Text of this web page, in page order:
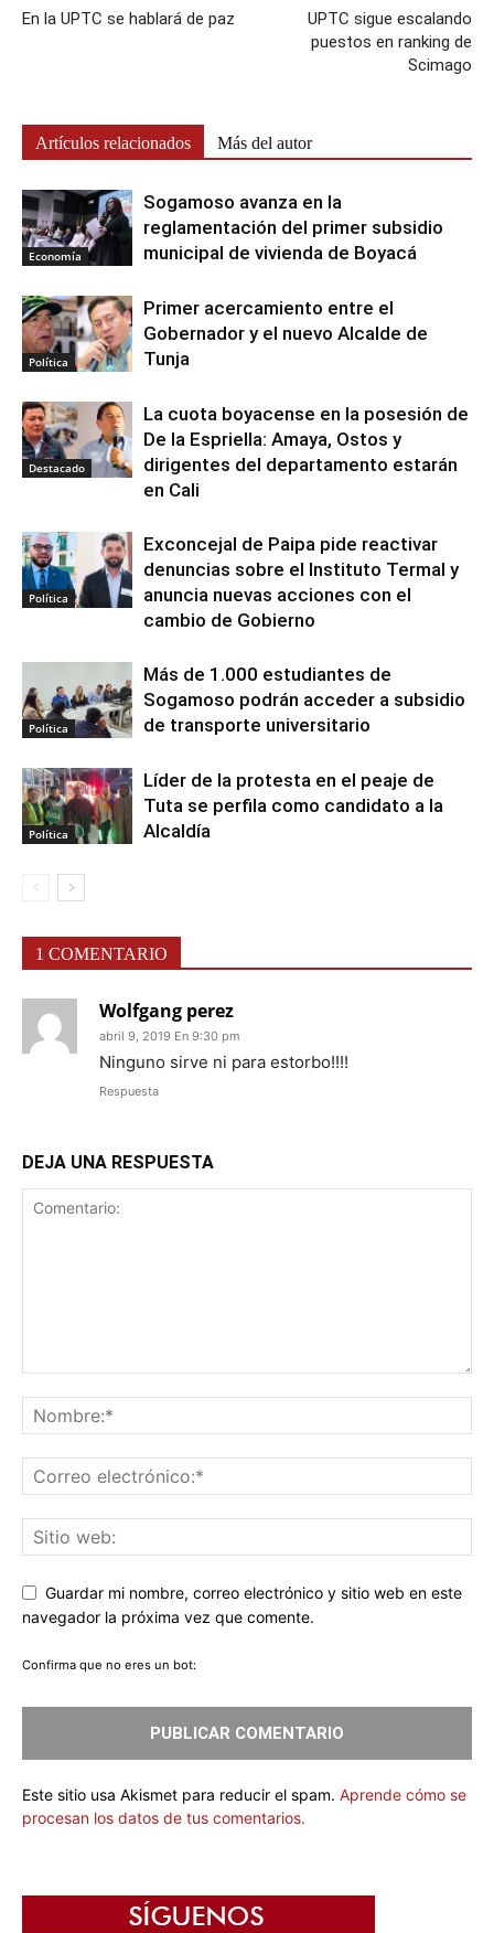
En la UPTC se hablará de paz
UPTC sigue escalando
puestos en ranking de
Scimago
Artículos relacionados Más del autor
Economía
Sogamoso avanza en la
reglamentación del primer subsidio
municipal de vivienda de Boyacá
Política
Primer acercamiento entre el
Gobernador y el nuevo Alcalde de
Tunja
Destacado
La cuota boyacense en la posesión de
De la Espriella: Amaya, Ostos y
dirigentes del departamento estarán
en Cali
Política
Exconcejal de Paipa pide reactivar
denuncias sobre el Instituto Termal y
anuncia nuevas acciones con el
cambio de Gobierno
Política
Más de 1.000 estudiantes de
Sogamoso podrán acceder a subsidio
de transporte universitario
Política
Líder de la protesta en el peaje de
Tuta se perfila como candidato a la
Alcaldía
1 COMENTARIO
Wolfgang perez
abril 9, 2019 En 9:30 pm
Ninguno sirve ni para estorbo!!!!
Respuesta
DEJA UNA RESPUESTA
Guardar mi nombre, correo electrónico y sitio web en este
navegador la próxima vez que comente.
Confirma que no eres un bot:
Este sitio usa Akismet para reducir el spam. Aprende cómo se
procesan los datos de tus comentarios.